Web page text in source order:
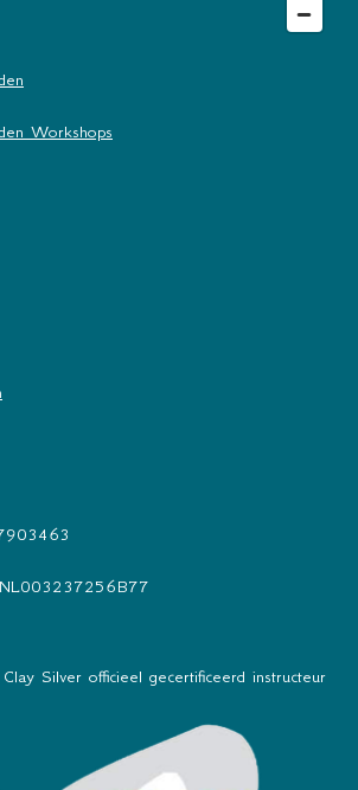
Workshops
Silver officieel gecertificeerd instructeur